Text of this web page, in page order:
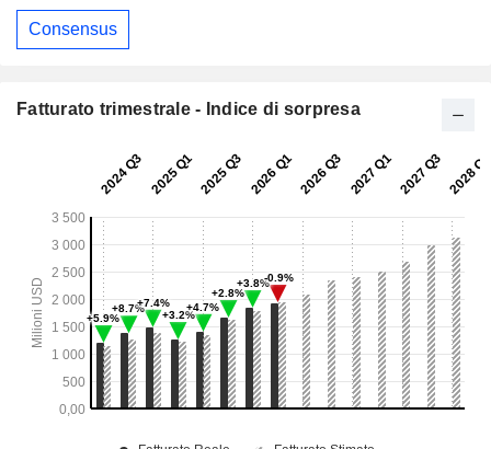
Consensus
Fatturato trimestrale - Indice di sorpresa